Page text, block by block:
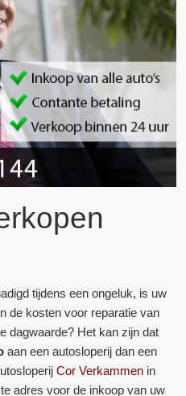
tijdens een ongeluk, is uw
de kosten voor reparatie van
dagwaarde? Het kan zijn dat
aan een autosloperij dan een
Cor Verkammen in
adres voor de inkoop van uw